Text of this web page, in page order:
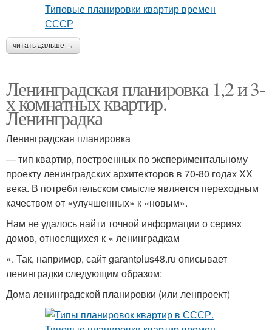
читать дальше →
Ленинградская планировка 1,2 и 3-
х комнатных квартир.
Ленинградка
Ленинградская планировка
— тип квартир, построенных по экспериментальному
проекту ленинградских архитекторов в 70-80 годах XX
века. В потребительском смысле является переходным
качеством от «улучшенных» к «новым».
Нам не удалось найти точной информации о сериях
домов, относящихся к « ленинградкам
». Так, например, сайт garantplus48.ru описывает
ленинградки следующим образом:
Дома ленинградской планировки (или ленпроект)